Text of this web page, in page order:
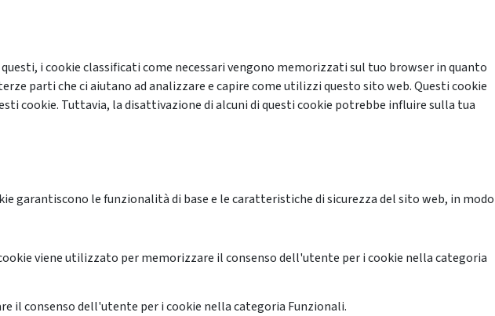
i cookie classificati come necessari vengono memorizzati sul tuo browser in quanto
parti che ci aiutano ad analizzare e capire come utilizzi questo sito web. Questi cookie
cookie. Tuttavia, la disattivazione di alcuni di questi cookie potrebbe influire sulla tua
garantiscono le funzionalità di base e le caratteristiche di sicurezza del sito web, in modo
viene utilizzato per memorizzare il consenso dell'utente per i cookie nella categoria
il consenso dell'utente per i cookie nella categoria Funzionali.